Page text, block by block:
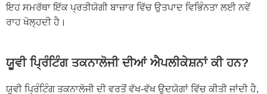
ਇਹ ਸਮਰੱਥਾ ਇੱਕ ਪ੍ਰਤੀਯੋਗੀ ਬਾਜ਼ਾਰ ਵਿੱਚ ਉਤਪਾਦ ਵਿਭਿੰਨਤਾ ਲਈ ਨਵੇਂ
ਰਾਹ ਖੋਲ੍ਹਦੀ ਹੈ।
ਯੂਵੀ ਪ੍ਰਿੰਟਿੰਗ ਤਕਨਾਲੋਜੀ ਦੀਆਂ ਐਪਲੀਕੇਸ਼ਨਾਂ ਕੀ ਹਨ?
ਯੂਵੀ ਪ੍ਰਿੰਟਿੰਗ ਤਕਨਾਲੋਜੀ ਦੀ ਵਰਤੋਂ ਵੱਖ-ਵੱਖ ਉਦਯੋਗਾਂ ਵਿੱਚ ਕੀਤੀ ਜਾਂਦੀ ਹੈ,